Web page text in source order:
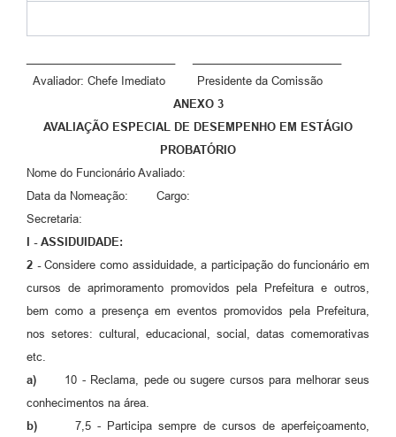
Avaliador: Chefe Imediato Presidente da Comissão
ANEXO 3
AVALIAÇÃO ESPECIAL DE DESEMPENHO EM ESTÁGIO
PROBATÓRIO
Nome do Funcionário Avaliado:
Data da Nomeação: Cargo:
Secretaria:
I - ASSIDUIDADE:
2 -Considere como assiduidade, a participação do funcionário em
cursos de aprimoramento promovidos pela Prefeitura e outros,
bem como a presença em eventos promovidos pela Prefeitura,
nos setores: cultural, educacional, social, datas comemorativas
etc.
a) 10 - Reclama, pede ou sugere cursos para melhorar seus
conhecimentos na área.
b) 7,5 - Participa sempre de cursos de aperfeiçoamento,